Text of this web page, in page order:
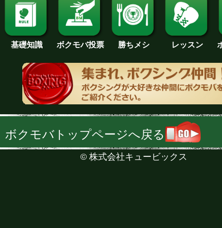
基礎知識 ボクモバ投票 勝ちメシ レッスン
ボクモバトップページへ戻る
© 株式会社キュービックス